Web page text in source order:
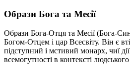
Образи Бога та Месії
Образи Бога-Отця та Месії (Бога-
Богом-Отцем і цар Всесвіту. Він є
підступний і мстивий монарх, чиї
всемогутності в контексті